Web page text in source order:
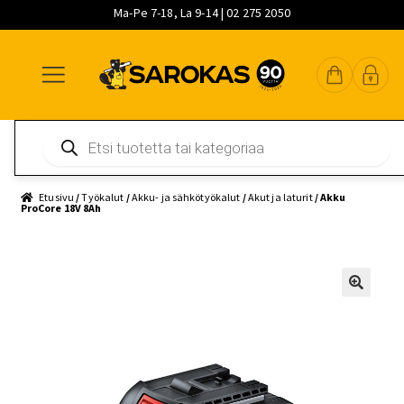
Ma-Pe 7-18, La 9-14 | 02 275 2050
navigointiin
sisältöön
pääsisältöön
search
Etusivu /Työkalut /Akku- ja sähkötyökalut /Akut ja laturit/ Akku
ProCore 18V 8Ah